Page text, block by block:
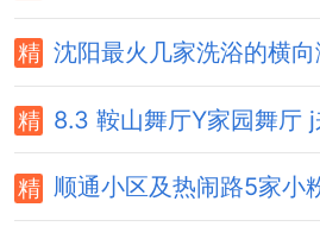
沈阳最火几家洗浴的横
8.3 鞍山舞厅Y家园舞厅 j来
顺通小区及热闹路5家